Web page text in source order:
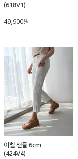
(618V1)
49,900원
이벨 샌들 6cm
(424V4)